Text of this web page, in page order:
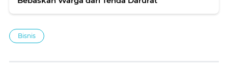
Bisnis